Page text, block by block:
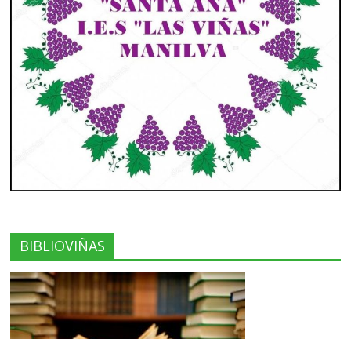
BIBLIOVIÑAS